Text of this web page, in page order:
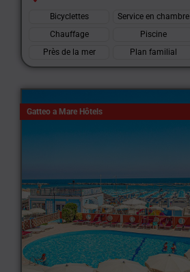
Bicyclettes Service en chambre
Chauffage
Piscine
Près de la mer
Plan familial
Gatteo a Mare Hôtels